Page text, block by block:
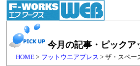
今月の記事・ピックア
HOME > フットウエアプレス> ザ・スペー